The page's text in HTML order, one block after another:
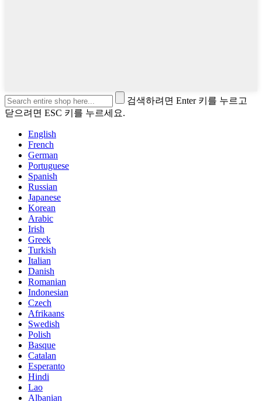
검색하려면 Enter 키를 누르고
닫으려면 ESC 키를 누르세요.
English
French
German
Portuguese
Spanish
Russian
Japanese
Korean
Arabic
Irish
Greek
Turkish
Italian
Danish
Romanian
Indonesian
Czech
Afrikaans
Swedish
Polish
Basque
Catalan
Esperanto
Hindi
Lao
Albanian